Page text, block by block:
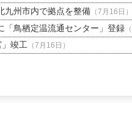
州市内で拠点を整備（7月16日）
鳥栖定温流通センター」登録
竣工（7月16日）